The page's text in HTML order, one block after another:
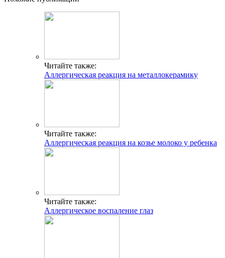
Читайте также:
Аллергическая реакция на металлокерамику
Читайте также:
Аллергическая реакция на козье молоко у ребенка
Читайте также:
Аллергическое воспаление глаз